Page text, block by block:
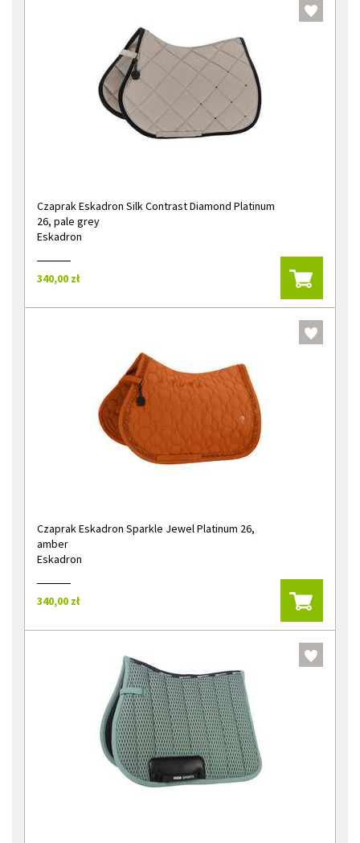
Czaprak Eskadron Silk Contrast Diamond Platinum
26, pale grey
Eskadron
340,00 zł
Czaprak Eskadron Sparkle Jewel Platinum 26,
amber
Eskadron
340,00 zł